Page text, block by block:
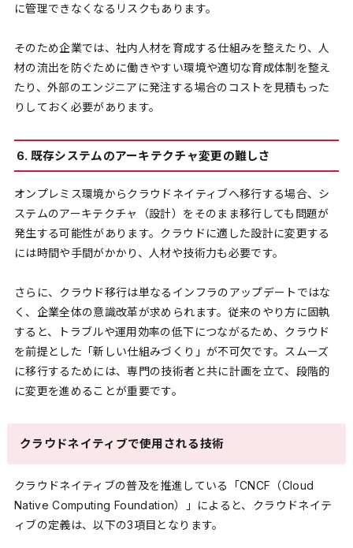
に管理できなくなるリスクもあります。
そのため企業では、社内人材を育成する仕組みを整えたり、人
材の流出を防ぐために働きやすい環境や適切な育成体制を整え
たり、外部のエンジニアに発注する場合のコストを見積もった
りしておく必要があります。
6. 既存システムのアーキテクチャ変更の難しさ
オンプレミス環境からクラウドネイティブへ移行する場合、シ
ステムのアーキテクチャ（設計）をそのまま移行しても問題が
発生する可能性があります。クラウドに適した設計に変更する
には時間や手間がかかり、人材や技術力も必要です。
さらに、クラウド移行は単なるインフラのアップデートではな
く、企業全体の意識改革が求められます。従来のやり方に固執
すると、トラブルや運用効率の低下につながるため、クラウド
を前提とした「新しい仕組みづくり」が不可欠です。スムーズ
に移行するためには、専門の技術者と共に計画を立て、段階的
に変更を進めることが重要です。
クラウドネイティブで使用される技術
クラウドネイティブの普及を推進している「CNCF（Cloud
Native Computing Foundation）」
によると、クラウドネイテ
ィブの定義は、以下の3項目となります。